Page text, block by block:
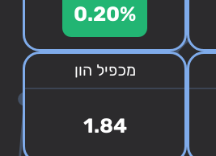
0.20%
מכפיל הון
1.84